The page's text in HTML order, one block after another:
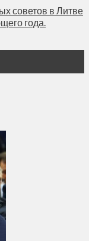
советов в Литве
года.